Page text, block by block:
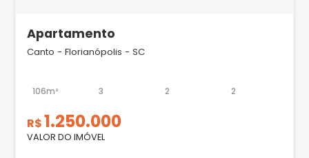
Apartamento
Canto - Florianópolis - SC
106m² 3 2 2
R$1.250.000
VALOR DO IMÓVEL